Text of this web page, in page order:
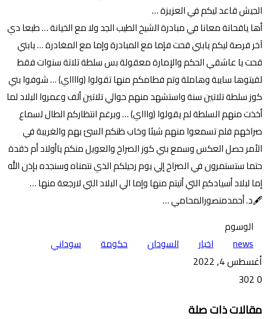
الجيش قاعد ليكم في العزيزة …
أها ياقحاتة معانا في مبادرة الشيخ الطيب الجد ولا مع الخيانة … طبعا دي
آخر فرصة ليكم يابني قحت فإما مع المبادرة وإما مع المغادرة … يابني
قحت يا عاشقي الحكم والإمارة معقولة بس سلطة تلاتة سنوات فقط
لقيتوها سايبة وهاملة وتم فطامكم منها تقولوا (وااااي) … شوفوا بني
كوز سلطة تلاتين سنة واستشهد منهم حوالي تلاتين ألف وعمروا البلاد لما
أخذت منهم السلطة لم يقولوا (واااي) … وبرغم انتظاركم الطال لسماع
صراخهم فلم تسمعوا منهم شيئا وخاب ظنكم السئ بهم والغريبة في
الأمر حصل العكس وسمع بني كوز الصراخ والعويل منكم ياأولاد أم ذقدة
حتما ستستمرون في الصراخ إلي يوم رحيلكم الذي نتمناه وسنجده بإذن الله
إما لبلاد أسيادكم التي أتيتم منها وإما الي البلاد التي لارجعة منها …
🖋️د. أحمدمنصورالمحامي …
الوسوم
news
اخبار السودان حكومة سوداني
أغسطس 4, 2022
0
عبر
مقالات ذات صلة